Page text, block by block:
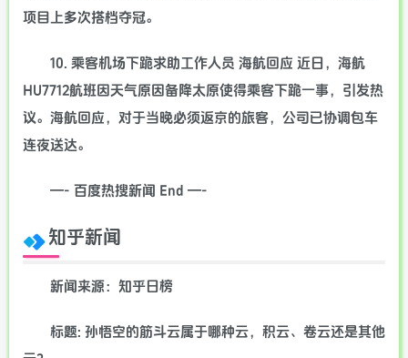
项目上多次搭档夺冠。
10. 乘客机场下跪求助工作人员 海航回应 近日，海航
HU7712航班因天气原因备降太原使得乘客下跪一事，引发热
议。海航回应，对于当晚必须返京的旅客，公司已协调包车
连夜送达。
—- 百度热搜新闻 End —-
知乎新闻
新闻来源：知乎日榜
标题: 孙悟空的筋斗云属于哪种云，积云、卷云还是其他